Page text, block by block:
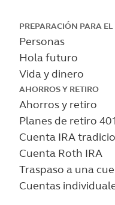
Skip
main
content
PREPARACIÓN PARA
Personas
Hola futuro
Vida y dinero
AHORROS Y RETIRO
Ahorros y retiro
Planes de retiro
Cuenta IRA
Cuenta Roth IRA
Traspaso a una
Cuentas